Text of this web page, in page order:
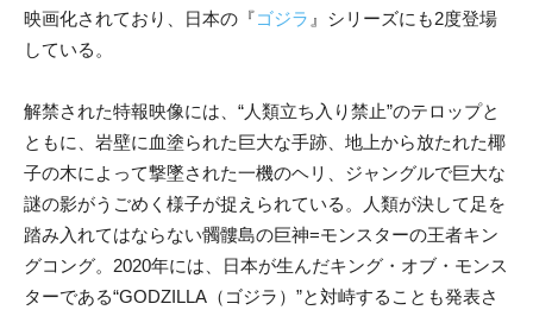
映画化されており、日本の『ゴジラ 』シリーズにも2度登場
している。
解禁された特報映像には、“人類立ち入り禁止”のテロップと
ともに、岩壁に血塗られた巨大な手跡、地上から放たれた椰
子の木によって撃墜された一機のヘリ、ジャングルで巨大な
謎の影がうごめく様子が捉えられている。人類が決して足を
踏み入れてはならない髑髏島の巨神=モンスターの王者キン
グコング。2020年には、日本が生んだキング・オブ・モンス
ターである“GODZILLA（ゴジラ）”と対峙することも発表さ